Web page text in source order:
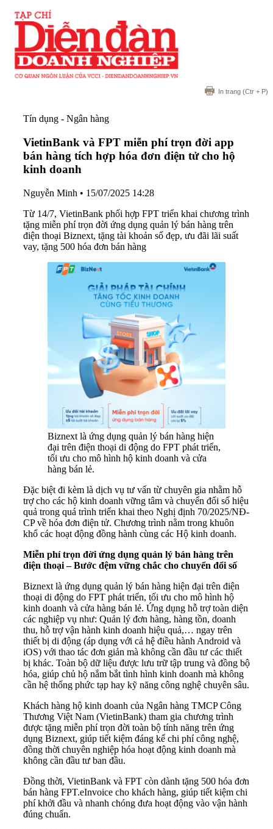
In trang (Ctr + P)
Tín dụng - Ngân hàng
VietinBank và FPT miễn phí trọn đời app
bán hàng tích hợp hóa đơn điện tử cho hộ
kinh doanh
Nguyễn Minh • 15/07/2025 14:28
Từ 14/7, VietinBank phối hợp FPT triển khai chương trình
tặng miễn phí trọn đời ứng dụng quản lý bán hàng trên
điện thoại Biznext, tặng tài khoản số đẹp, ưu đãi lãi suất
vay, tặng 500 hóa đơn bán hàng
Biznext là ứng dụng quản lý bán hàng hiện
đại trên điện thoại di động do FPT phát triển,
tối ưu cho mô hình hộ kinh doanh và cửa
hàng bán lẻ.
Đặc biệt đi kèm là dịch vụ tư vấn từ chuyên gia nhằm hỗ
trợ cho các hộ kinh doanh vững tâm và chuyển đổi số hiệu
quả trong quá trình triển khai theo Nghị định 70/2025/NĐ-
CP về hóa đơn điện tử. Chương trình nằm trong khuôn
khổ các hoạt động đồng hành cùng các Hộ kinh doanh.
Miễn phí trọn đời ứng dụng quản lý bán hàng trên
điện thoại – Bước đệm vững chắc cho chuyển đổi số
Biznext là ứng dụng quản lý bán hàng hiện đại trên điện
thoại di động do FPT phát triển, tối ưu cho mô hình hộ
kinh doanh và cửa hàng bán lẻ. Ứng dụng hỗ trợ toàn diện
các nghiệp vụ như: Quản lý đơn hàng, hàng tồn, doanh
thu, hỗ trợ vận hành kinh doanh hiệu quả,… ngay trên
thiết bị di động (áp dụng với cả hệ điều hành Android và
iOS) với thao tác đơn giản mà không cần đầu tư các thiết
bị khác. Toàn bộ dữ liệu được lưu trữ tập trung và đồng bộ
hóa, giúp chủ hộ nắm bắt tình hình kinh doanh mà không
cần hệ thống phức tạp hay kỹ năng công nghệ chuyên sâu.
Khách hàng hộ kinh doanh của Ngân hàng TMCP Công
Thương Việt Nam (VietinBank) tham gia chương trình
được tặng miễn phí trọn đời toàn bộ tính năng trên ứng
dụng Biznext, giúp tiết kiệm đáng kể chi phí công nghệ,
đồng thời chuyên nghiệp hóa hoạt động kinh doanh mà
không cần đầu tư ban đầu.
Đồng thời, VietinBank và FPT còn dành tặng 500 hóa đơn
bán hàng FPT.eInvoice cho khách hàng, giúp tiết kiệm chi
phí khởi đầu và nhanh chóng đưa hoạt động vào vận hành
đúng chuẩn.